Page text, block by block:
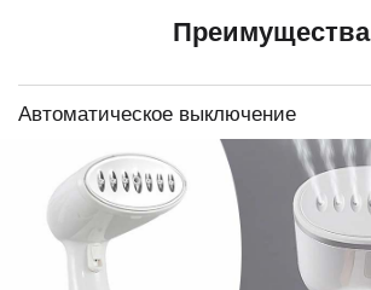
Преимущества
Автоматическое выключение